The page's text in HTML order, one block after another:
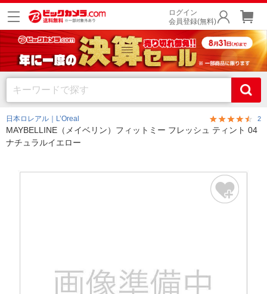
ログイン
会員登録(無料)
日本ロレアル｜L’Oreal 2
MAYBELLINE（メイベリン）フィットミー フレッシュ ティント 04
ナチュラルイエロー